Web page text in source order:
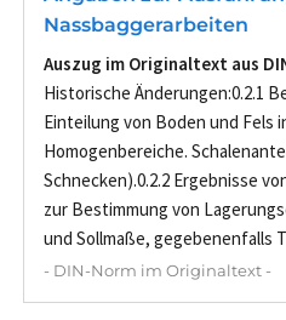
Nassbaggerarbeiten
Auszug im Originaltext aus
Historische Änderungen:0.2.1
Einteilung von Boden und Fels
Homogenbereiche.
Schnecken).0.2.2 Ergebnisse
zur Bestimmung von
und Sollmaße, gegebenenfalls
- DIN-Norm im Originaltext -